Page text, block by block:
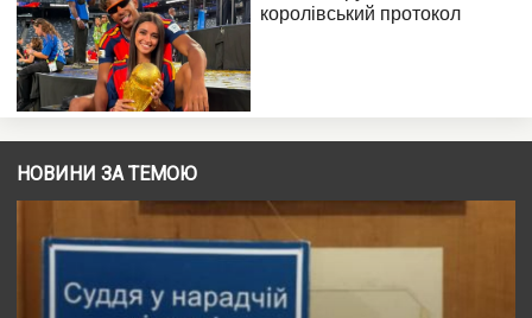
НОВИНИ ЗА ТЕМОЮ